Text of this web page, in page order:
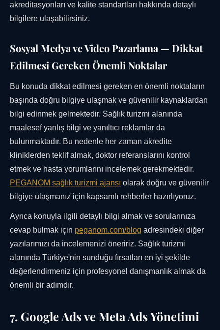
akreditasyonları ve kalite standartları hakkında detaylı
bilgilere ulaşabilirsiniz.
Sosyal Medya ve Video Pazarlama — Dikkat
Edilmesi Gereken Önemli Noktalar
Bu konuda dikkat edilmesi gereken en önemli noktaların
başında doğru bilgiye ulaşmak ve güvenilir kaynaklardan
bilgi edinmek gelmektedir. Sağlık turizmi alanında
maalesef yanlış bilgi ve yanıltıcı reklamlar da
bulunmaktadır. Bu nedenle her zaman akredite
kliniklerden teklif almak, doktor referanslarını kontrol
etmek ve hasta yorumlarını incelemek gerekmektedir.
PEGANOM sağlık turizmi ajansı olarak doğru ve güvenilir
bilgiye ulaşmanız için kapsamlı rehberler hazırlıyoruz.
Ayrıca konuyla ilgili detaylı bilgi almak ve sorularınıza
cevap bulmak için peganom.com/blog adresindeki diğer
yazılarımızı da incelemenizi öneririz. Sağlık turizmi
alanında Türkiye'nin sunduğu fırsatları en iyi şekilde
değerlendirmeniz için profesyonel danışmanlık almak da
önemli bir adımdır.
7. Google Ads ve Meta Ads Yönetimi